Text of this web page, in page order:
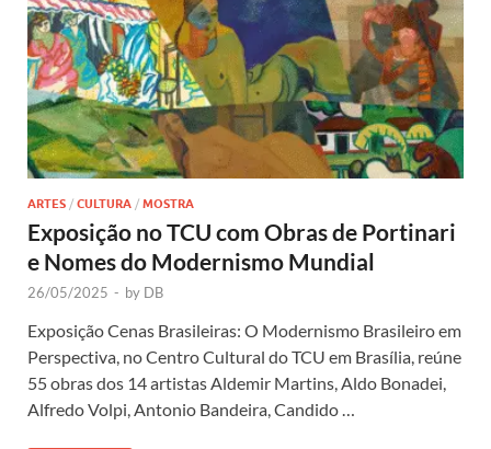
ARTES / CULTURA / MOSTRA
Exposição no TCU com Obras de Portinari
e Nomes do Modernismo Mundial
26/05/2025 - by DB
Exposição Cenas Brasileiras: O Modernismo Brasileiro em
Perspectiva, no Centro Cultural do TCU em Brasília, reúne
55 obras dos 14 artistas Aldemir Martins, Aldo Bonadei,
Alfredo Volpi, Antonio Bandeira, Candido …